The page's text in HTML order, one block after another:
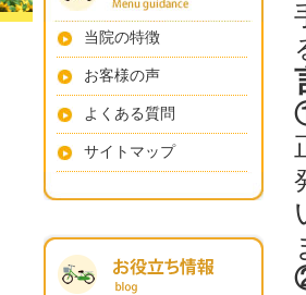
当院の特徴
お客様の声
よくある質問
サイトマップ